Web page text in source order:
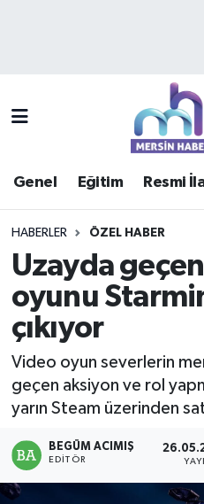
Genel Eğitim Resmi
HABERLER ÖZEL HABER
Uzayda
oyunu
çıkıyor
Video oyun severlerin
geçen aksiyon ve rol
yarın Steam üzerinden
BEGÜM ACIMIŞ
EDITÖR
Güncel
Haberde insan
Kültür - Sanat
Mersin Trafik
Süper Lig Puan
Haber Arşivi